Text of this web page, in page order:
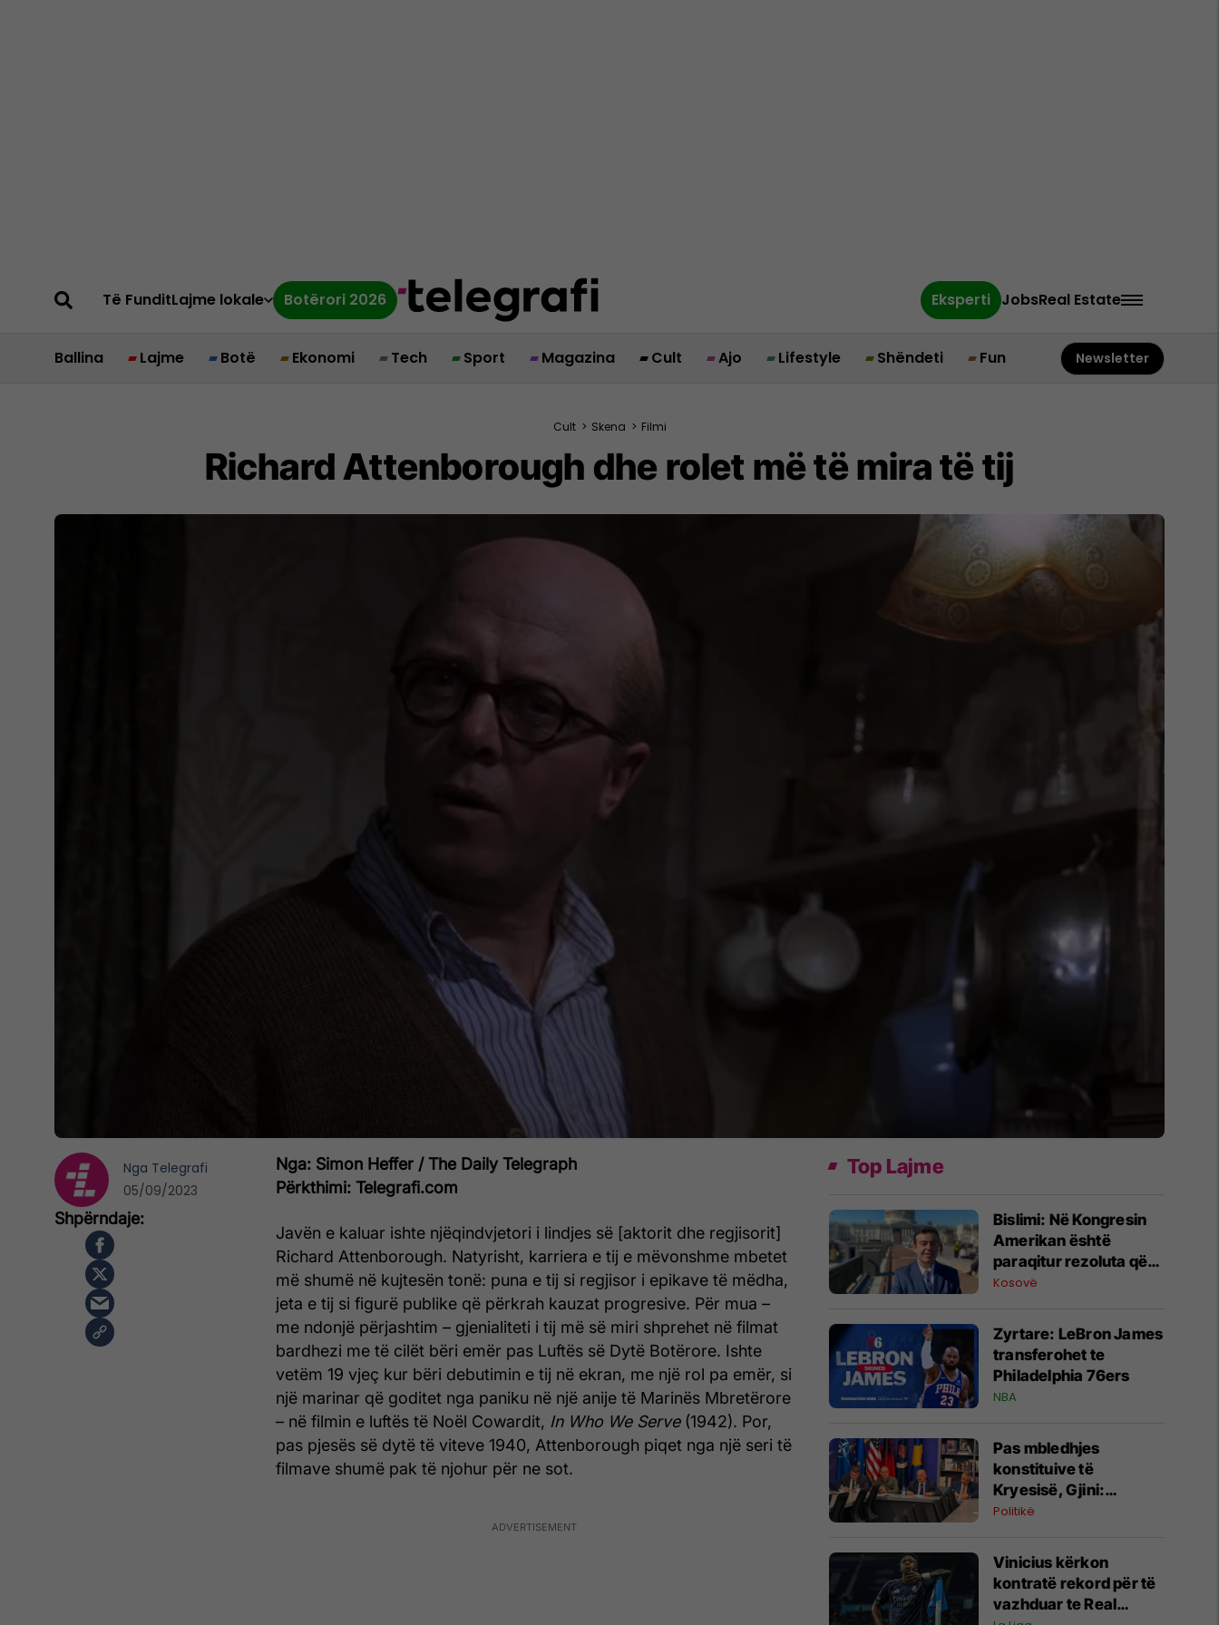
Të FunditLajme lokale Botërori 2026 Eksperti JobsReal Estate
Ballina Lajme Botë Ekonomi Tech Sport Magazina Cult Ajo Lifestyle Shëndeti Fun Newsletter
Cult > Skena > Filmi
Richard Attenborough dhe rolet më të mira të tij
Nga: Simon Heffer / The Daily Telegraph
Përkthimi: Telegrafi.com
Javën e kaluar ishte njëqindvjetori i lindjes së [aktorit dhe regjisorit]
Richard Attenborough. Natyrisht, karriera e tij e mëvonshme mbetet
më shumë në kujtesën tonë: puna e tij si regjisor i epikave të mëdha,
jeta e tij si figurë publike që përkrah kauzat progresive. Për mua –
me ndonjë përjashtim – gjenialiteti i tij më së miri shprehet në filmat
bardhezi me të cilët bëri emër pas Luftës së Dytë Botërore. Ishte
vetëm 19 vjeç kur bëri debutimin e tij në ekran, me një rol pa emër, si
një marinar që goditet nga paniku në një anije të Marinës Mbretërore
– në filmin e luftës të Noël Cowardit, In Who We Serve(1942). Por,
pas pjesës së dytë të viteve 1940, Attenborough piqet nga një seri të
filmave shumë pak të njohur për ne sot.
Nga Telegrafi
05/09/2023
Top Lajme
Bislimi: Në Kongresin
Amerikan është
paraqitur rezoluta që
kundërshton mbajtjen
Parlamentare të
OSBE-së në Beograd
Kosovë
Zyrtare: LeBron James
transferohet te
Philadelphia 76ers
NBA
Pas mbledhjes
konstituive të
Kryesisë, Gjini:
Gjashtë pikat e
panegociueshme
Politikë
Vinicius kërkon
kontratë rekord për të
vazhduar te Real